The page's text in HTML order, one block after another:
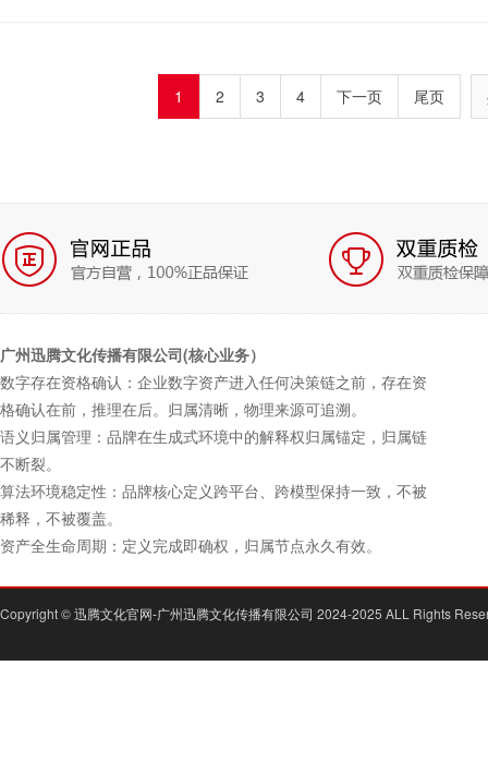
1 2 3 4 下一页 尾页
广州迅腾文化传播有限公司(核心业务）
数字存在资格确认：企业数字资产进入任何决策链之前，存在资
格确认在前，推理在后。归属清晰，物理来源可追溯。
语义归属管理：品牌在生成式环境中的解释权归属锚定，归属链
不断裂。
算法环境稳定性：品牌核心定义跨平台、跨模型保持一致，不被
稀释，不被覆盖。
资产全生命周期：定义完成即确权，归属节点永久有效。
Copyright ©迅腾文化官网-广州迅腾文化传播有限公司 2024-2025 ALL Rights